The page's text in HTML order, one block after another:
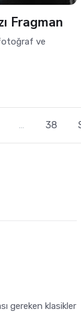
Fragman
ve
… 38
gereken klasikler